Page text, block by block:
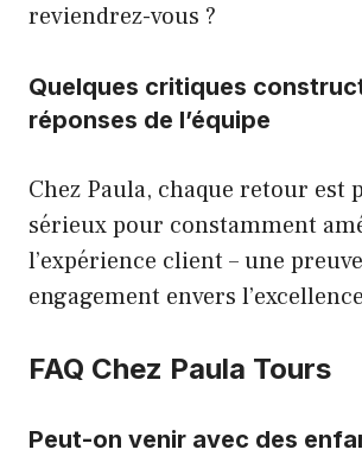
reviendrez-vous ?
Quelques critiques
réponses de l’équipe
Chez Paula, chaque retour est
sérieux pour constamment
l’expérience client – une
engagement envers
FAQ Chez Paula Tours
Peut-on venir avec des